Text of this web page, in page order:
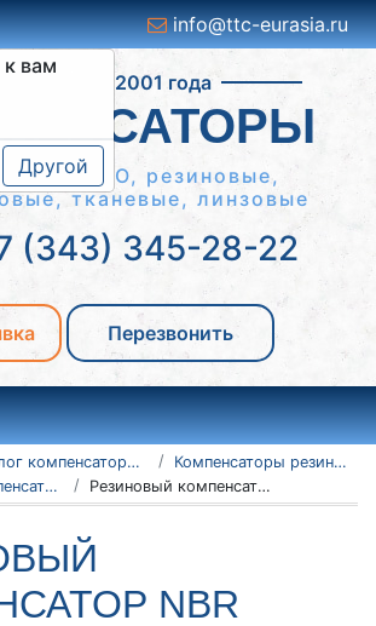
вам
Другой
info@ttc-eurasia.ru
Работаем с 2001 года
КСО, резиновые,
тканевые, линзовые
(343) 345-28-22
Перезвонить
Каталог компенсаторов
Компенсаторы резиновые антивибрационные
Резиновые компенсаторы NBR
Резиновый компенсатор NBR Ду300 Ру10
NBR